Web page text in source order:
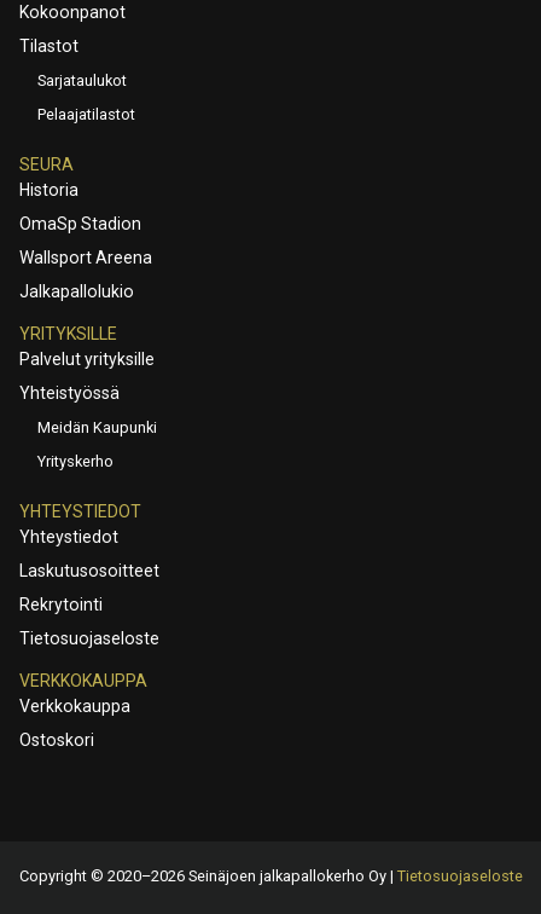
Kokoonpanot
Tilastot
Sarjataulukot
Pelaajatilastot
SEURA
Historia
OmaSp Stadion
Wallsport Areena
Jalkapallolukio
YRITYKSILLE
Palvelut yrityksille
Yhteistyössä
Meidän Kaupunki
Yrityskerho
YHTEYSTIEDOT
Yhteystiedot
Laskutusosoitteet
Rekrytointi
Tietosuojaseloste
VERKKOKAUPPA
Verkkokauppa
Ostoskori
Copyright © 2020–2026 Seinäjoen jalkapallokerho Oy | Tietosuojaseloste